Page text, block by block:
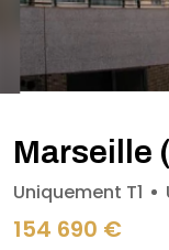
Marseille
Uniquement T1
154 690 €